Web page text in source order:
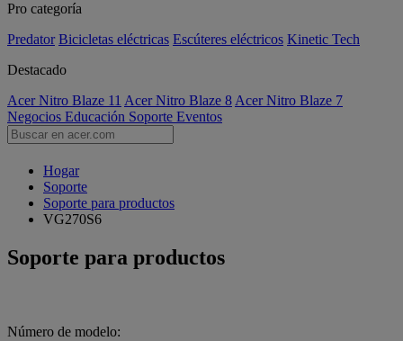
Pro categoría
Predator Bicicletas eléctricas Escúteres eléctricos Kinetic Tech
Destacado
Acer Nitro Blaze 11 Acer Nitro Blaze 8 Acer Nitro Blaze 7
Negocios Educación Soporte Eventos
Hogar
Soporte
Soporte para productos
VG270S6
Soporte para productos
Número de modelo: